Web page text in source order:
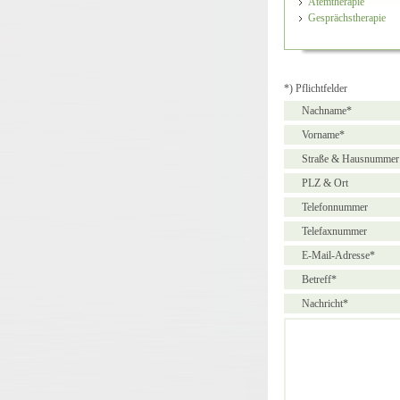
Gesprächstherapie
*) Pflichtfelder
Nachname*
Vorname*
Straße & Hausnummer
PLZ & Ort
Telefonnummer
Telefaxnummer
E-Mail-Adresse*
Betreff*
Nachricht*